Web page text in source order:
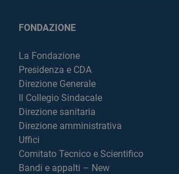
FONDAZIONE
La Fondazione
Presidenza e CDA
Direzione Generale
Il Collegio Sindacale
Direzione sanitaria
Direzione amministrativa
Uffici
Comitato Tecnico e Scientifico
Bandi e appalti – New